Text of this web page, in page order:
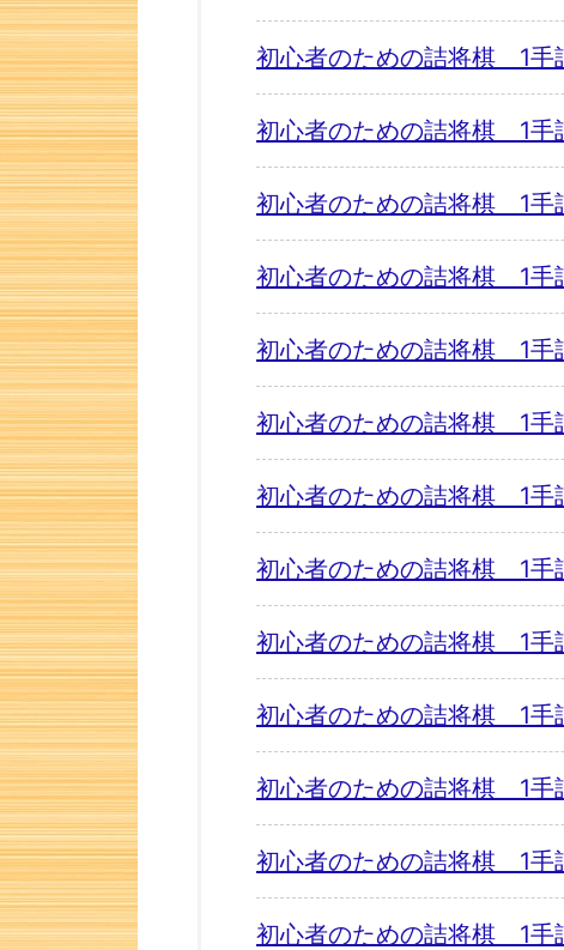
初心者のための詰将棋 1
初心者のための詰将棋 1
初心者のための詰将棋 1手
初心者のための詰将棋 1
初心者のための詰将棋 1
初心者のための詰将棋 1
初心者のための詰将棋 1
初心者のための詰将棋 1
初心者のための詰将棋 1
初心者のための詰将棋 1
初心者のための詰将棋 1
初心者のための詰将棋 1
初心者のための詰将棋 1